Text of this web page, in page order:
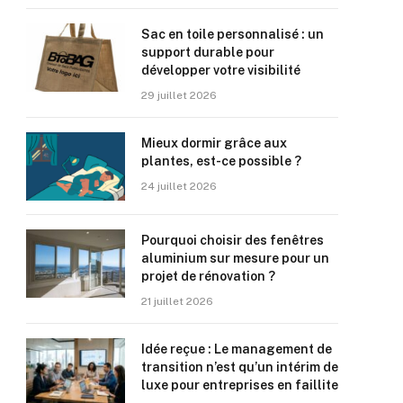
Sac en toile personnalisé : un
support durable pour
développer votre visibilité
29 juillet 2026
Mieux dormir grâce aux
plantes, est-ce possible ?
24 juillet 2026
Pourquoi choisir des fenêtres
aluminium sur mesure pour un
projet de rénovation ?
21 juillet 2026
Idée reçue : Le management de
transition n’est qu’un intérim de
luxe pour entreprises en faillite